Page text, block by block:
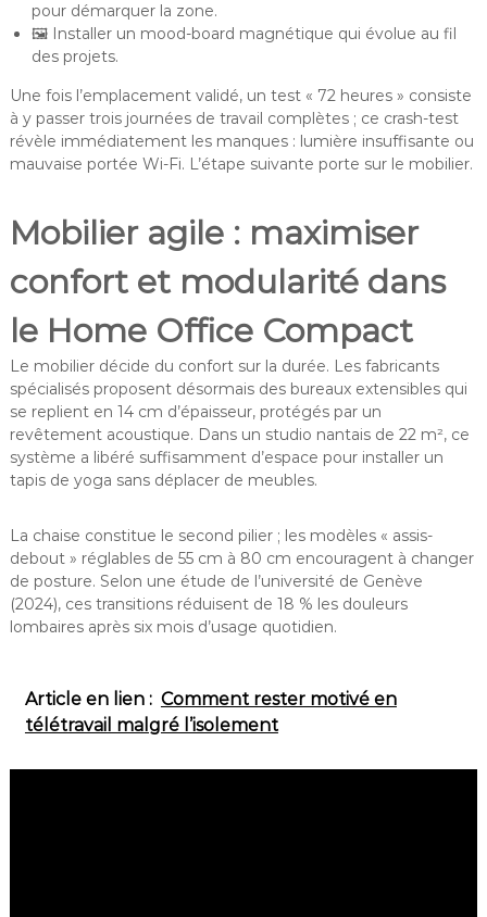
pour démarquer la zone.
🖼️ Installer un mood-board magnétique qui évolue au fil
des projets.
Une fois l’emplacement validé, un test « 72 heures » consiste
à y passer trois journées de travail complètes ; ce crash-test
révèle immédiatement les manques : lumière insuffisante ou
mauvaise portée Wi-Fi. L’étape suivante porte sur le mobilier.
Mobilier agile : maximiser
confort et modularité dans
le Home Office Compact
Le mobilier décide du confort sur la durée. Les fabricants
spécialisés proposent désormais des bureaux extensibles qui
se replient en 14 cm d’épaisseur, protégés par un
revêtement acoustique. Dans un studio nantais de 22 m², ce
système a libéré suffisamment d’espace pour installer un
tapis de yoga sans déplacer de meubles.
La chaise constitue le second pilier ; les modèles « assis-
debout » réglables de 55 cm à 80 cm encouragent à changer
de posture. Selon une étude de l’université de Genève
(2024), ces transitions réduisent de 18 % les douleurs
lombaires après six mois d’usage quotidien.
Article en lien : Comment rester motivé en
télétravail malgré l’isolement